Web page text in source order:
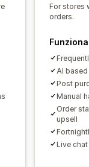
For stores
orders.
AI
Post
Manual
Order
upsell
Live